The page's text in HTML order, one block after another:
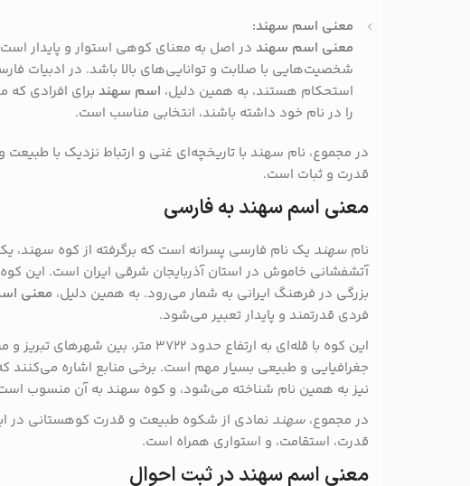
معنی اسم سهند:
معنی اسم سهند در اصل به معنای کوهی استوار و پایدار
شخصیت‌هایی با صلابت و توانایی‌های بالا باشد. در ادبیات
استحکام هستند، به همین دلیل، اسم سهند برای افرادی
را در نام خود داشته باشند، انتخابی مناسب است.
در مجموع، نام سهند با تاریخچه‌ای غنی و ارتباط نزدیک با طبیعت و
قدرت و ثبات است.
معنی اسم سهند به فارسی
نام سهند یک نام فارسی پسرانه است که برگرفته از کوه سهند،
آتشفشانی خاموش در استان آذربایجان شرقی ایران است. این کوه
بزرگی در فرهنگ ایرانی به شمار می‌رود. به همین دلیل، معنی
فردی قدرتمند و پایدار تعبیر می‌شود.
این کوه با قله‌ای به ارتفاع حدود ۳۷۲۲ متر، بین
جغرافیایی و طبیعی بسیار مهم است. برخی منابع اشاره می‌کنند
نیز به همین نام شناخته می‌شود، و کوه سهند به آن منسوب
در مجموع، سهند نمادی از شکوه طبیعت و قدرت کوهستانی در
قدرت، استقامت، و استواری همراه است.
معنی اسم سهند در ثبت احوال